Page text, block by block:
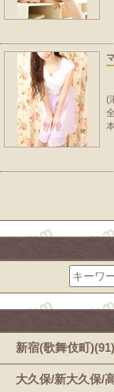
(
新宿(歌舞伎町)(91)
大久保/新大久保/